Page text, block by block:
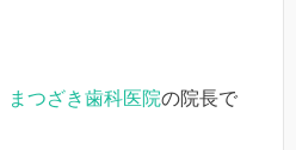
まつざき歯科医院の院長で